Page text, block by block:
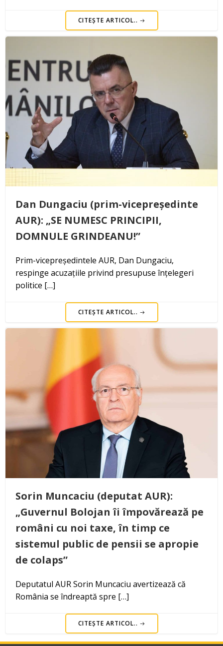
CITEȘTE ARTICOL..
Dan Dungaciu (prim-vicepreședinte
AUR): „SE NUMESC PRINCIPII,
DOMNULE GRINDEANU!”
Prim-vicepreședintele AUR, Dan Dungaciu,
respinge acuzațiile privind presupuse înțelegeri
politice […]
CITEȘTE ARTICOL..
Sorin Muncaciu (deputat AUR):
„Guvernul Bolojan îi împovărează pe
români cu noi taxe, în timp ce
sistemul public de pensii se apropie
de colaps”
Deputatul AUR Sorin Muncaciu avertizează că
România se îndreaptă spre […]
CITEȘTE ARTICOL..